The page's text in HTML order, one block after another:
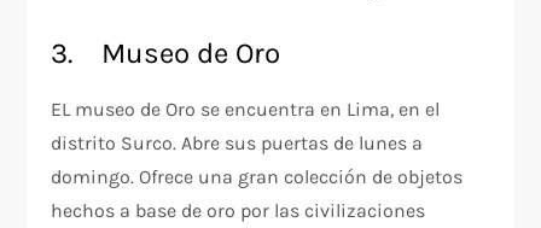
3. Museo de Oro
EL museo de Oro se encuentra en Lima, en el
distrito Surco. Abre sus puertas de lunes a
domingo. Ofrece una gran colección de objetos
hechos a base de oro por las civilizaciones